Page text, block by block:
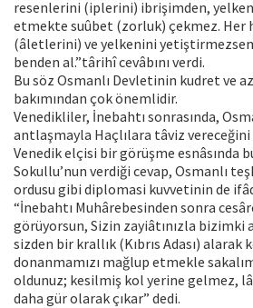
resenlerini (iplerini) ibrişimden,
etmekte suûbet (zorluk) çekmez. Her
(âletlerini) ve yelkenini
benden al.”târihî cevâbını verdi.
Bu söz Osmanlı Devletinin kudret ve
bakımından çok önemlidir.
Venedikliler, İnebahtı sonrasında,
antlaşmayla Haçlılara tâviz vereceğini
Venedik elçisi bir görüşme esnâsında
Sokullu’nun verdiği cevap, Osmanlı
ordusu gibi diplomasi kuvvetinin de
“İnebahtı Muhârebesinden sonra
görüyorsun, Sizin zayiâtınızla bizimki
sizden bir krallık (Kıbrıs Adası)
donanmamızı mağlup etmekle
oldunuz; kesilmiş kol yerine gelmez,
daha gür olarak çıkar” dedi.